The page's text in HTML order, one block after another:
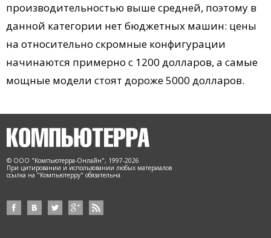
производительностью выше средней, поэтому в
данной категории нет бюджетных машин: цены
на относительно скромные конфигурации
начинаются примерно с 1200 долларов, а самые
мощные модели стоят дороже 5000 долларов.
© ООО "Компьютерра-Онлайн", 1997-2026
При цитировании и использовании любых материалов
ссылка на "Компьютерру" обязательна.